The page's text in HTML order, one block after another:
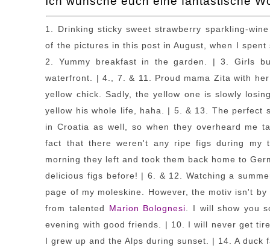
1. Drinking sticky sweet strawberry sparkling-
of the pictures in this post in August, when I
2. Yummy breakfast in the garden. | 3. Girls
waterfront. | 4., 7. & 11. Proud mama Zita with
yellow chick. Sadly, the yellow one is slowly
yellow his whole life, haha. | 5. & 13. The perfect
in Croatia as well, so when they overheard me
fact that there weren't any ripe figs during my
morning they left and took them back home to
delicious figs before! | 6. & 12. Watching a
page of my moleskine. However, the motiv isn't
from talented Marion Bolognesi . I will show you
evening with good friends. | 10. I will never get
I grew up and the Alps during sunset. | 14. A